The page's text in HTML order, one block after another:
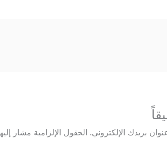
بريدك الإلكتروني. الحقول الإلزامية مشار